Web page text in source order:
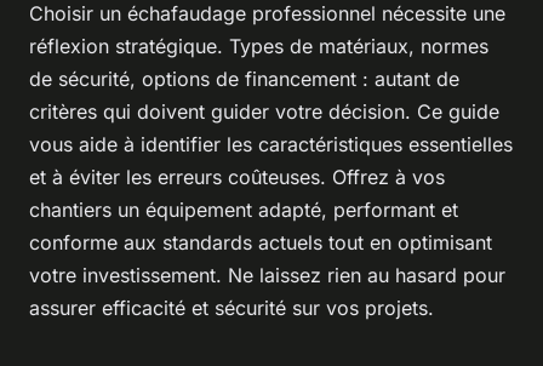
Choisir un échafaudage professionnel nécessite une
réflexion stratégique. Types de matériaux, normes
de sécurité, options de financement : autant de
critères qui doivent guider votre décision. Ce guide
vous aide à identifier les caractéristiques essentielles
et à éviter les erreurs coûteuses. Offrez à vos
chantiers un équipement adapté, performant et
conforme aux standards actuels tout en optimisant
votre investissement. Ne laissez rien au hasard pour
assurer efficacité et sécurité sur vos projets.